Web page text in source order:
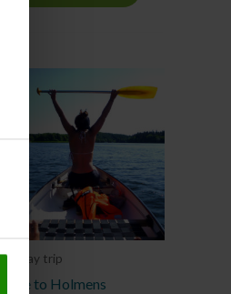
8 day trip
Åle to Holmens